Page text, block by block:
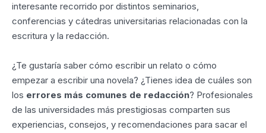
interesante recorrido por distintos seminarios,
conferencias y cátedras universitarias relacionadas con la
escritura y la redacción.
¿Te gustaría saber cómo escribir un relato o cómo
empezar a escribir una novela? ¿Tienes idea de cuáles son
los errores más comunes de redacción? Profesionales
de las universidades más prestigiosas comparten sus
experiencias, consejos, y recomendaciones para sacar el